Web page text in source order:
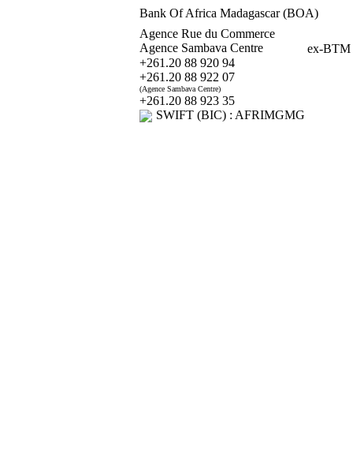
Bank Of Africa Madagascar (BOA)
Agence Rue du Commerce
Agence Sambava Centre
+261.20 88 920 94
+261.20 88 922 07
(Agence Sambava Centre)
+261.20 88 923 35
SWIFT (BIC) : AFRIMGMG
ex-BTM